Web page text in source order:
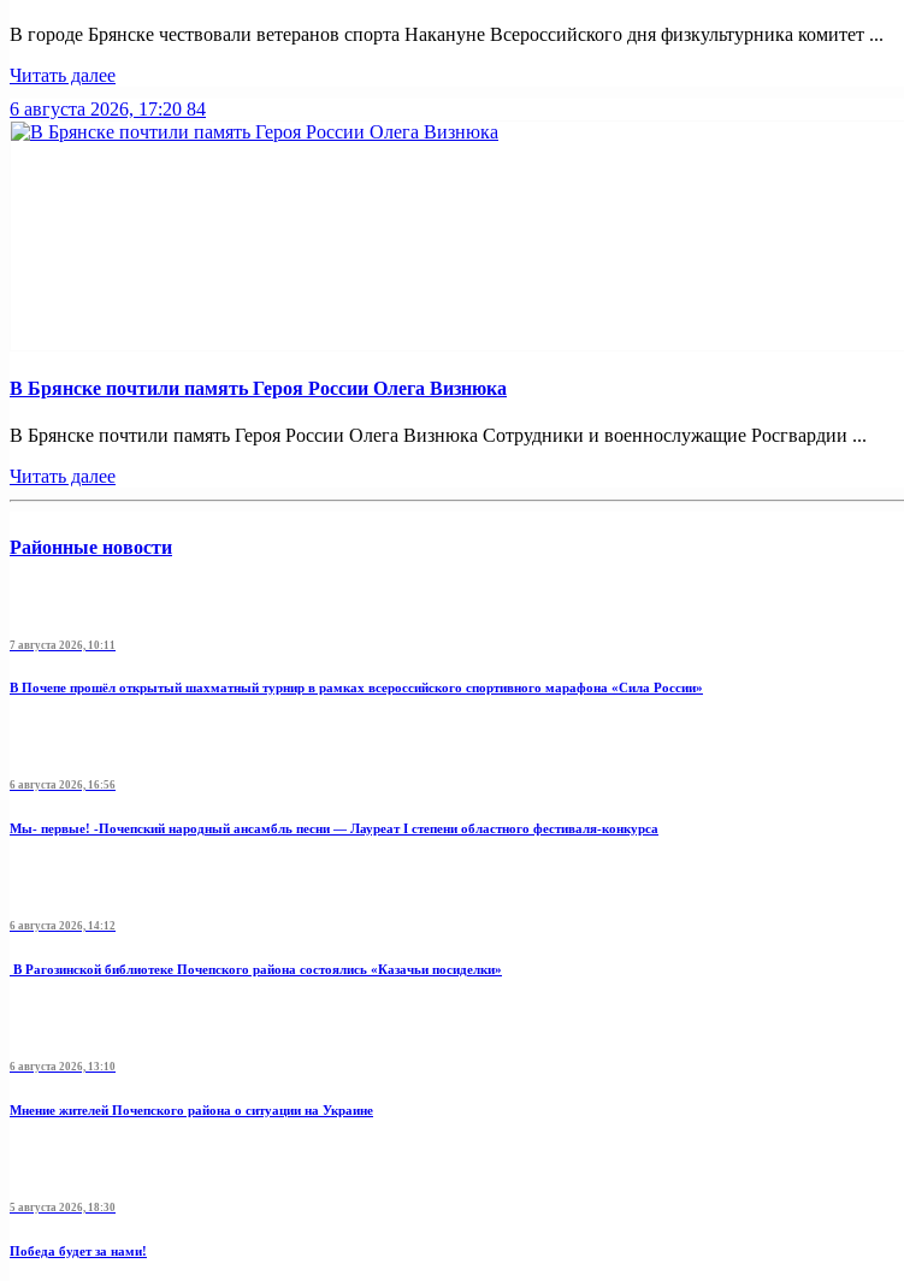
В городе Брянске чествовали ветеранов спорта Накануне Всероссийского дня физкультурника комитет ...
Читать далее
6 августа 2026, 17:20 84
В Брянске почтили память Героя России Олега Визнюка
В Брянске почтили память Героя России Олега Визнюка Сотрудники и военнослужащие Росгвардии ...
Читать далее
Районные новости
7 августа 2026, 10:11
В Почепе прошёл открытый шахматный турнир в рамках всероссийского спортивного марафона «Сила России»
6 августа 2026, 16:56
Мы- первые! -Почепский народный ансамбль песни — Лауреат I степени областного фестиваля-конкурса
6 августа 2026, 14:12
В Рагозинской библиотеке Почепского района состоялись «Казачьи посиделки»
6 августа 2026, 13:10
Мнение жителей Почепского района о ситуации на Украине
5 августа 2026, 18:30
Победа будет за нами!